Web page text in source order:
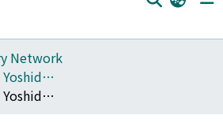
Network
Kyoto University Yoshida-South Library
Kyoto University Yoshida-South Library bulletin.